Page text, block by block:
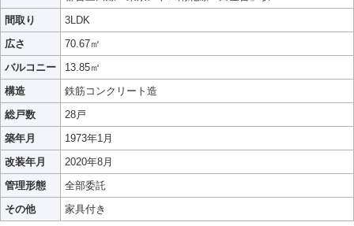
間取り
3LDK
広さ
70.67㎡
バルコニー
13.85㎡
構造
鉄筋コンクリート造
総戸数
28戸
築年月
1973年1月
改装年月
2020年8月
管理形態
全部委託
その他
家具付き